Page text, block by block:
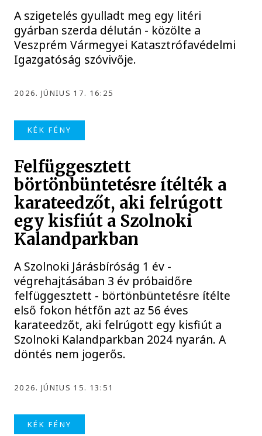
A szigetelés gyulladt meg egy litéri
gyárban szerda délután - közölte a
Veszprém Vármegyei Katasztrófavédelmi
Igazgatóság szóvivője.
2026. JÚNIUS 17. 16:25
KÉK FÉNY
Felfüggesztett
börtönbüntetésre ítélték a
karateedzőt, aki felrúgott
egy kisfiút a Szolnoki
Kalandparkban
A Szolnoki Járásbíróság 1 év -
végrehajtásában 3 év próbaidőre
felfüggesztett - börtönbüntetésre ítélte
első fokon hétfőn azt az 56 éves
karateedzőt, aki felrúgott egy kisfiút a
Szolnoki Kalandparkban 2024 nyarán. A
döntés nem jogerős.
2026. JÚNIUS 15. 13:51
KÉK FÉNY